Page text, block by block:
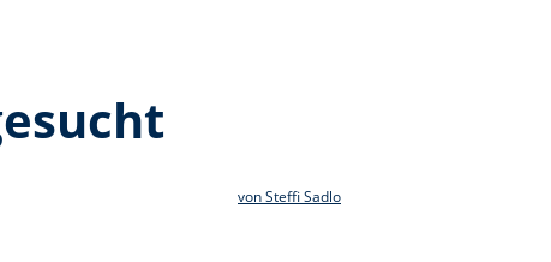
von Steffi Sadlo